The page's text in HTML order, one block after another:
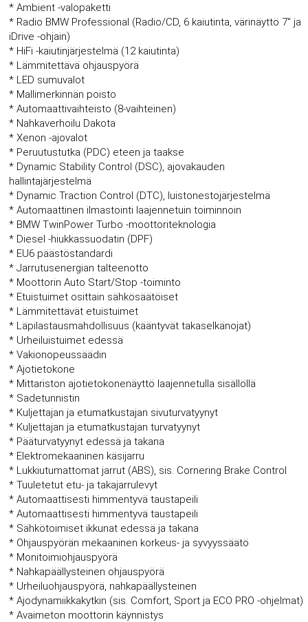
* Ambient -valopaketti
* Radio BMW Professional (Radio/CD, 6 kaiutinta, värinäyttö 7" ja
iDrive -ohjain)
* HiFi -kaiutinjärjestelmä (12 kaiutinta)
* Lämmitettävä ohjauspyörä
* LED sumuvalot
* Mallimerkinnän poisto
* Automaattivaihteisto (8-vaihteinen)
* Nahkaverhoilu Dakota
* Xenon -ajovalot
* Peruutustutka (PDC) eteen ja taakse
* Dynamic Stability Control (DSC), ajovakauden
hallintajärjestelmä
* Dynamic Traction Control (DTC), luistonestojärjestelmä
* Automaattinen ilmastointi laajennetuin toiminnoin
* BMW TwinPower Turbo -moottoriteknologia
* Diesel -hiukkassuodatin (DPF)
* EU6 päästöstandardi
* Jarrutusenergian talteenotto
* Moottorin Auto Start/Stop -toiminto
* Etuistuimet osittain sähkösäätöiset
* Lämmitettävät etuistuimet
* Läpilastausmahdollisuus (kääntyvät takaselkänojat)
* Urheiluistuimet edessä
* Vakionopeussäädin
* Ajotietokone
* Mittariston ajotietokonenäyttö laajennetulla sisällöllä
* Sadetunnistin
* Kuljettajan ja etumatkustajan sivuturvatyynyt
* Kuljettajan ja etumatkustajan turvatyynyt
* Pääturvatyynyt edessä ja takana
* Elektromekaaninen käsijarru
* Lukkiutumattomat jarrut (ABS), sis. Cornering Brake Control
* Tuuletetut etu- ja takajarrulevyt
* Automaattisesti himmentyvä taustapeili
* Automaattisesti himmentyvä taustapeili
* Sähkötoimiset ikkunat edessä ja takana
* Ohjauspyörän mekaaninen korkeus- ja syvyyssäätö
* Monitoimiohjauspyörä
* Nahkapäällysteinen ohjauspyörä
* Urheiluohjauspyörä, nahkapäällysteinen
* Ajodynamiikkakytkin (sis. Comfort, Sport ja ECO PRO -ohjelmat)
* Avaimeton moottorin käynnistys